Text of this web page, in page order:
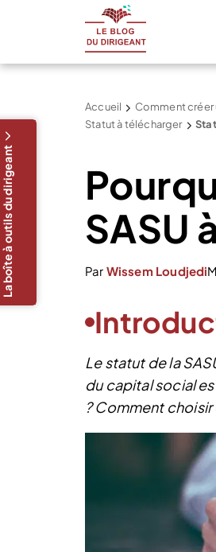
Accueil Comment créer
Statut à télécharger
SASU
Par Wissem Loudjedi
Le statut de la
du capital social
?Comment choisir
La boîte à outils du dirigeant